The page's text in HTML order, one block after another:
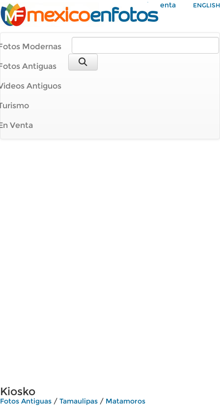
Mi Cuenta ENGLISH
Modernas
Antiguas
Antiguos
Venta
Kiosko
Fotos Antiguas / Tamaulipas / Matamoros